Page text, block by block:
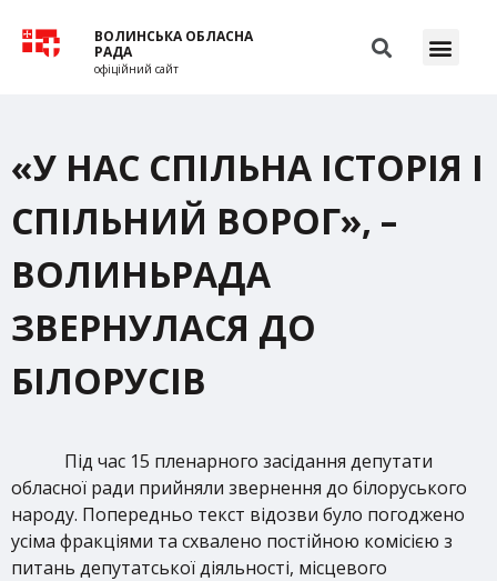
ВОЛИНСЬКА ОБЛАСНА
РАДА
офіційний сайт
«У НАС СПІЛЬНА ІСТОРІЯ І
СПІЛЬНИЙ ВОРОГ», –
ВОЛИНЬРАДА
ЗВЕРНУЛАСЯ ДО
БІЛОРУСІВ
Під час 15 пленарного засідання депутати
обласної ради прийняли звернення до білоруського
народу. Попередньо текст відозви було погоджено
усіма фракціями та схвалено постійною комісією з
питань депутатської діяльності, місцевого